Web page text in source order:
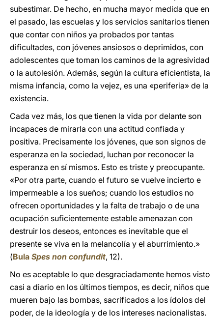
subestimar. De hecho, en mucha mayor medida que en
el pasado, las escuelas y los servicios sanitarios tienen
que contar con niños ya probados por tantas
dificultades, con jóvenes ansiosos o deprimidos, con
adolescentes que toman los caminos de la agresividad
o la autolesión. Además, según la cultura eficientista, la
misma infancia, como la vejez, es una «periferia» de la
existencia.
Cada vez más, los que tienen la vida por delante son
incapaces de mirarla con una actitud confiada y
positiva. Precisamente los jóvenes, que son signos de
esperanza en la sociedad, luchan por reconocer la
esperanza en sí mismos. Esto es triste y preocupante.
«Por otra parte, cuando el futuro se vuelve incierto e
impermeable a los sueños; cuando los estudios no
ofrecen oportunidades y la falta de trabajo o de una
ocupación suficientemente estable amenazan con
destruir los deseos, entonces es inevitable que el
presente se viva en la melancolía y el aburrimiento.»
(Bula Spes non confundit, 12).
No es aceptable lo que desgraciadamente hemos visto
casi a diario en los últimos tiempos, es decir, niños que
mueren bajo las bombas, sacrificados a los ídolos del
poder, de la ideología y de los intereses nacionalistas.